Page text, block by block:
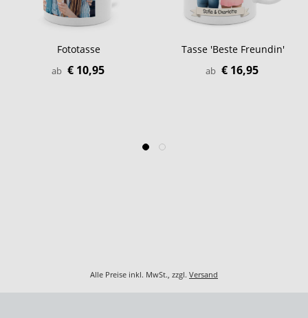
Fototasse
ab € 10,95
Tasse 'Beste Freundin'
ab € 16,95
Alle Preise inkl. MwSt., zzgl. Versand